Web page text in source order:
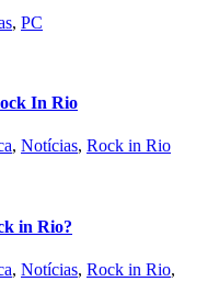
, PC
In Rio
, Notícias, Rock in Rio
in Rio?
, Notícias, Rock in Rio,